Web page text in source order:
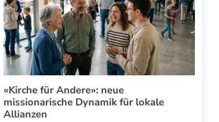
«Kirche für Andere»: neue
missionarische Dynamik für lokale
Allianzen